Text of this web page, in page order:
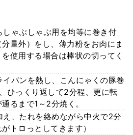
ゃぶしゃぶ用を均等に巻き付
量外）をし、薄力粉をお肉にま
使用する場合は棒状の切ってく
パンを熱し、こんにゃくの豚巻
ひっくり返して2分程、更に転
るまで1～2分焼く。
、たれを絡めながら中火で2分
トロっとしてきます）